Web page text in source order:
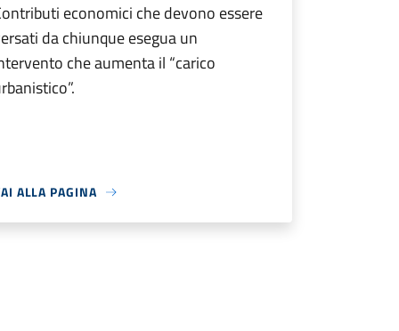
economici che devono essere
da chiunque esegua un
che aumenta il “carico
ALLA PAGINA